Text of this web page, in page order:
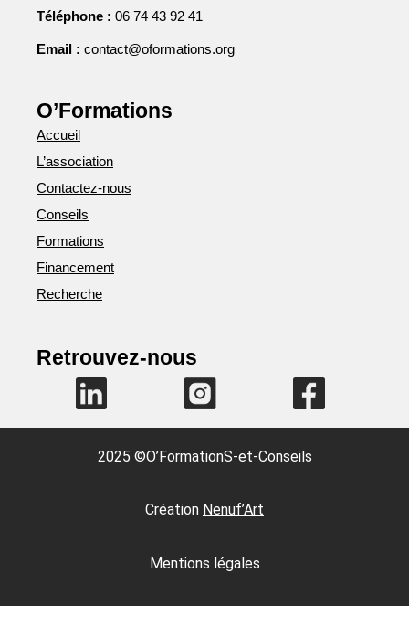
Téléphone : 06 74 43 92 41
Email : contact@oformations.org
O’Formations
Accueil
L’association
Contactez-nous
Conseils
Formations
Financement
Recherche
Retrouvez-nous
2025 ©O’FormationS-et-Conseils
Création Nenuf’Art
Mentions légales